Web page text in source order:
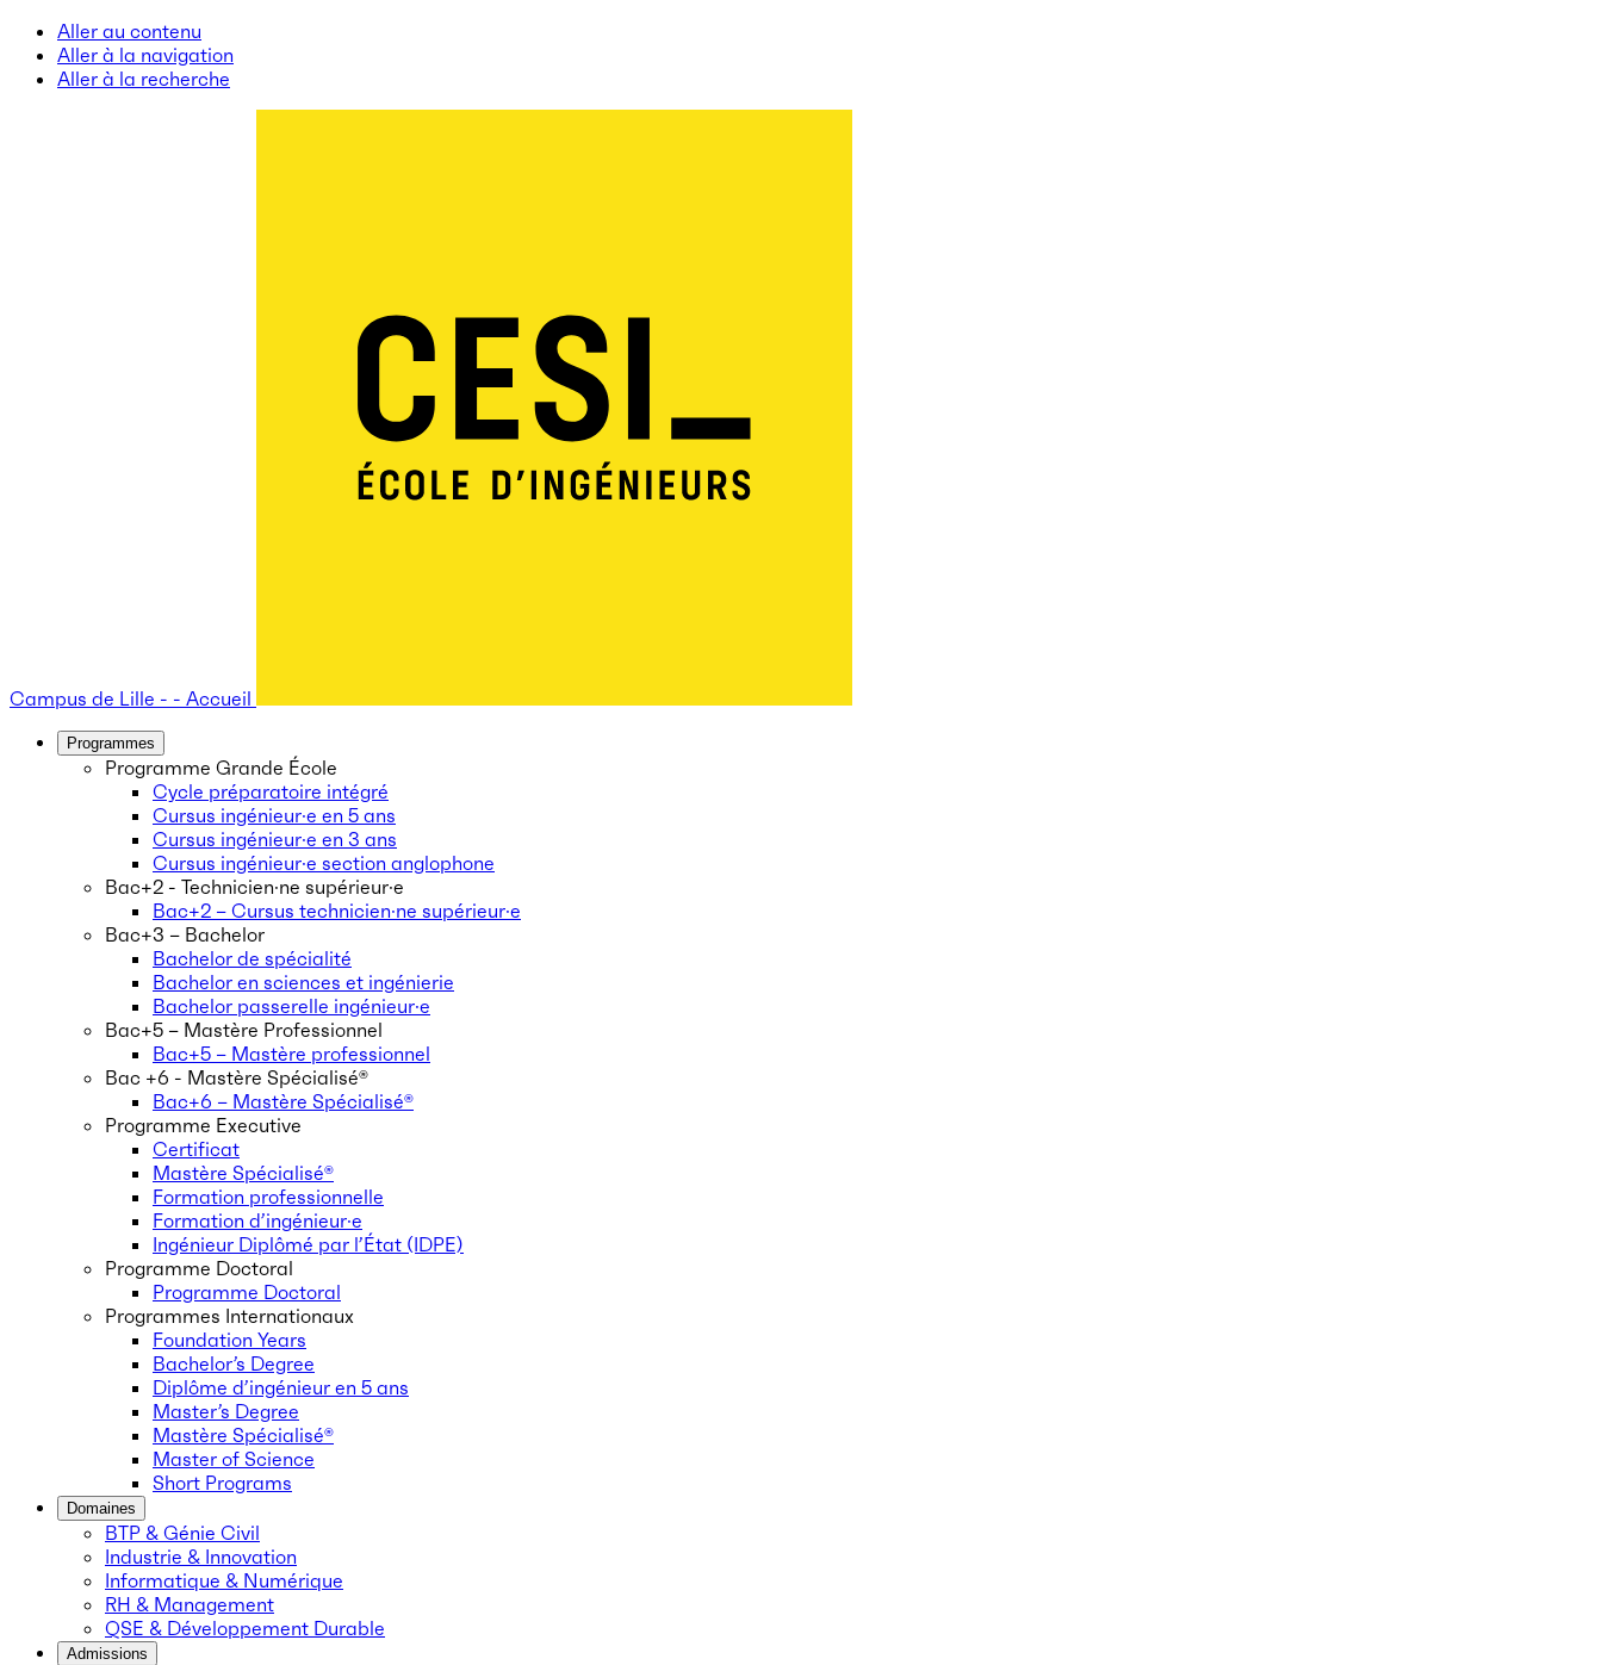
Aller au contenu
Aller à la navigation
Aller à la recherche
Campus de Lille - - Accueil
Programmes
Programme Grande École
Cycle préparatoire intégré
Cursus ingénieur·e en 5 ans
Cursus ingénieur·e en 3 ans
Cursus ingénieur·e section anglophone
Bac+2 - Technicien·ne supérieur·e
Bac+2 – Cursus technicien·ne supérieur·e
Bac+3 – Bachelor
Bachelor de spécialité
Bachelor en sciences et ingénierie
Bachelor passerelle ingénieur·e
Bac+5 – Mastère Professionnel
Bac+5 – Mastère professionnel
Bac +6 - Mastère Spécialisé®
Bac+6 – Mastère Spécialisé®
Programme Executive
Certificat
Mastère Spécialisé®
Formation professionnelle
Formation d’ingénieur·e
Ingénieur Diplômé par l’État (IDPE)
Programme Doctoral
Programme Doctoral
Programmes Internationaux
Foundation Years
Bachelor’s Degree
Diplôme d’ingénieur en 5 ans
Master’s Degree
Mastère Spécialisé®
Master of Science
Short Programs
Domaines
BTP & Génie Civil
Industrie & Innovation
Informatique & Numérique
RH & Management
QSE & Développement Durable
Admissions